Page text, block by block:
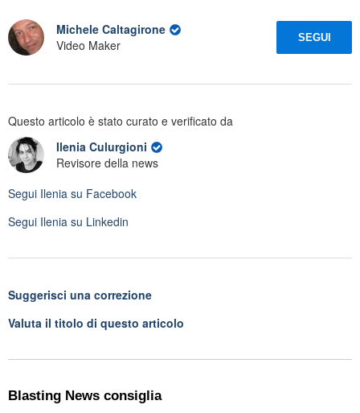
Michele Caltagirone
Video Maker
SEGUI
Questo articolo è stato curato e verificato da
Ilenia Culurgioni
Revisore della news
Segui Ilenia su Facebook
Segui Ilenia su Linkedin
Suggerisci una correzione
Valuta il titolo di questo articolo
Blasting News consiglia